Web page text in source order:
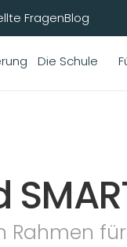
Rahmen
FragenBlog
Die Schule